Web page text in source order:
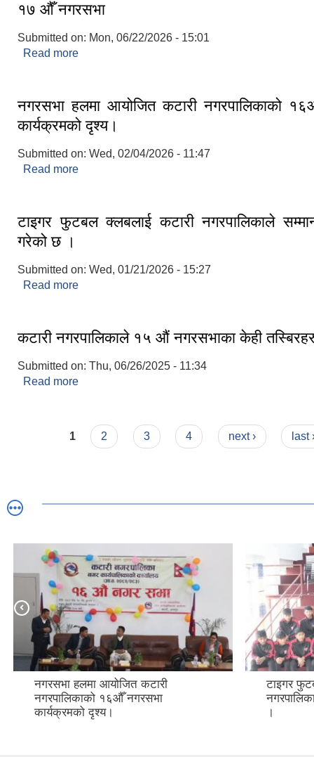
१७ औँ नगरसभा
Submitted on: Mon, 06/22/2026 - 15:01
Read more
नगरसभा हलमा आयोजित कटारी नगरपालिकाको
कार्यक्रमको दृश्य।
Submitted on: Wed, 02/04/2026 - 11:47
Read more
टाइगर फुटबल क्लबलाई कटारी नगरपालिकाले
गरेको छ ।
Submitted on: Wed, 01/21/2026 - 15:27
Read more
कटारी नगरपालिकाले १५ औं नगरसभाका केही
Submitted on: Thu, 06/26/2025 - 11:34
Read more
Pages
1 2 3 4 next › last
नगरसभा हलमा आयोजित कटारी
नगरपालिकाको १६औँ नगरसभा
कार्यक्रमको दृश्य।
टाइगर
।